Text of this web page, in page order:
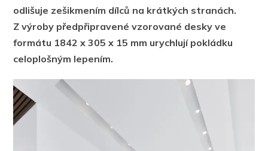
odlišuje zešikmením dílců na krátkých stranách.
Z výroby předpřipravené vzorované desky ve
formátu 1842 x 305 x 15 mm urychlují pokládku
celoplošným lepením.